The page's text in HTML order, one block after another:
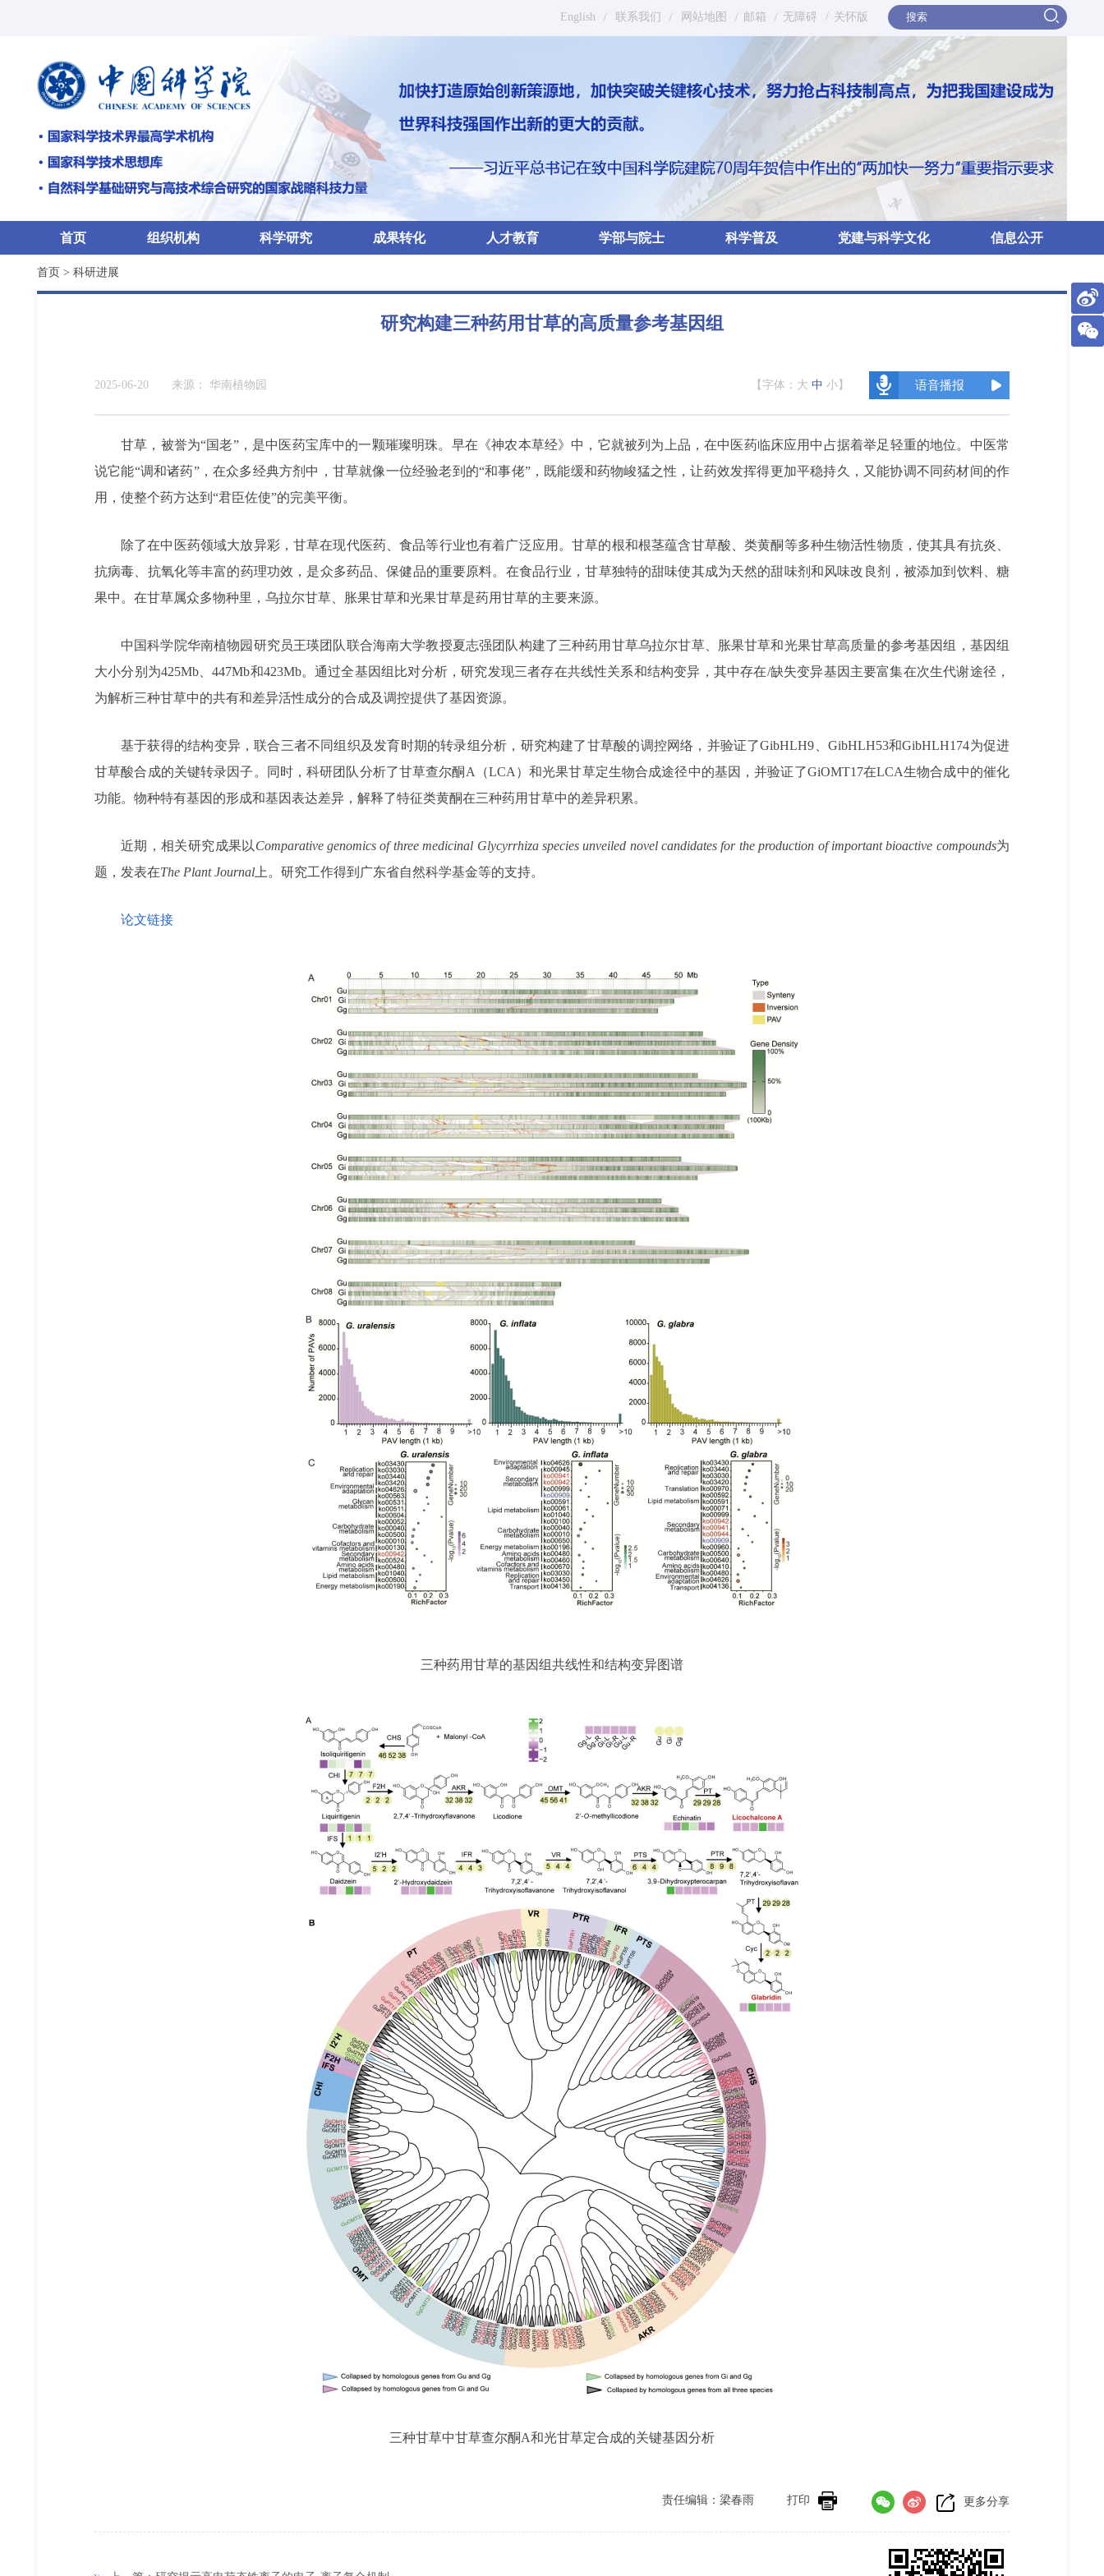
English / 联系我们 / 网站地图 / 邮箱 / 无障碍 / 关怀版
首页 组织机构 科学研究 成果转化 人才教育 学部与院士 科学普及 党建与科学文化 信息公开
首页 > 科研进展
研究构建三种药用甘草的高质量参考基因组
2025-06-20 来源： 华南植物园 【字体： 大 中 小 】 语音播报
甘草，被誉为“国老”，是中医药宝库中的一颗璀璨明珠。早在《神农本草经》中，它就被列为上品，在中医药临床应用中占据着举足轻重的地位。中医常
说它能“调和诸药”，在众多经典方剂中，甘草就像一位经验老到的“和事佬”，既能缓和药物峻猛之性，让药效发挥得更加平稳持久，又能协调不同药材间的作
用，使整个药方达到“君臣佐使”的完美平衡。
除了在中医药领域大放异彩，甘草在现代医药、食品等行业也有着广泛应用。甘草的根和根茎蕴含甘草酸、类黄酮等多种生物活性物质，使其具有抗炎、
抗病毒、抗氧化等丰富的药理功效，是众多药品、保健品的重要原料。在食品行业，甘草独特的甜味使其成为天然的甜味剂和风味改良剂，被添加到饮料、糖
果中。在甘草属众多物种里，乌拉尔甘草、胀果甘草和光果甘草是药用甘草的主要来源。
中国科学院华南植物园研究员王瑛团队联合海南大学教授夏志强团队构建了三种药用甘草乌拉尔甘草、胀果甘草和光果甘草高质量的参考基因组，基因组
大小分别为425Mb、447Mb和423Mb。通过全基因组比对分析，研究发现三者存在共线性关系和结构变异，其中存在/缺失变异基因主要富集在次生代谢途径，
为解析三种甘草中的共有和差异活性成分的合成及调控提供了基因资源。
基于获得的结构变异，联合三者不同组织及发育时期的转录组分析，研究构建了甘草酸的调控网络，并验证了GibHLH9、GibHLH53和GibHLH174为促进
甘草酸合成的关键转录因子。同时，科研团队分析了甘草查尔酮A（LCA）和光果甘草定生物合成途径中的基因，并验证了GiOMT17在LCA生物合成中的催化
功能。物种特有基因的形成和基因表达差异，解释了特征类黄酮在三种药用甘草中的差异积累。
近期，相关研究成果以 Comparative genomics of three medicinal Glycyrrhiza species unveiled novel candidates for the production of important bioactive compounds为
题，发表在The Plant Journal 上。研究工作得到广东省自然科学基金等的支持。
论文链接
三种药用甘草的基因组共线性和结构变异图谱
三种甘草中甘草查尔酮A和光甘草定合成的关键基因分析
更多分享
打印
责任编辑：梁春雨